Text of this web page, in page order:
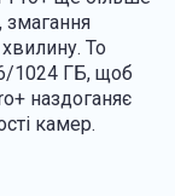
змагання
То
1024 ГБ, щоб
наздоганяє
камер.